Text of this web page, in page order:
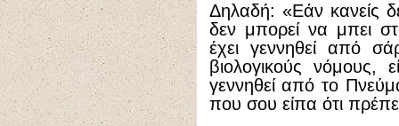
Δηλαδή: «Εάν κανείς
δεν μπορεί να μπει
έχει γεννηθεί από
βιολογικούς νόμους,
γεννηθεί από το
που σου είπα ότι